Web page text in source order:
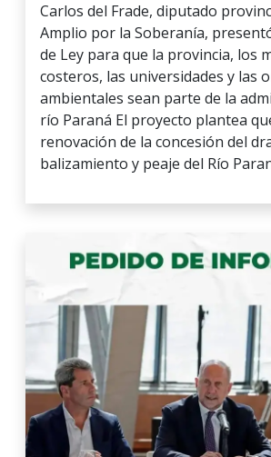
Carlos del Frade, diputado
Amplio por la Soberanía,
de Ley para que la provincia, los
costeros, las universidades y las
ambientales sean parte de la
río Paraná El proyecto plantea
renovación de la concesión del
balizamiento y peaje del Río